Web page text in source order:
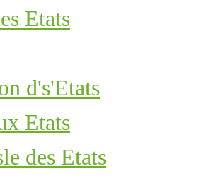
Etats
d's'Etats
Etats
des Etats